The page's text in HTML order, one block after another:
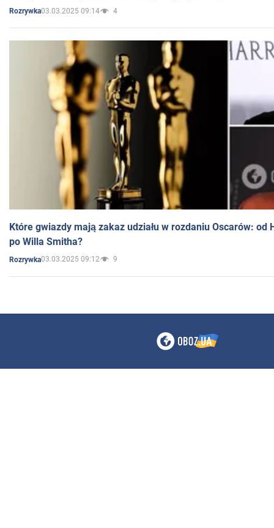
Rozrywka03.03.2025 09:14 4
Które gwiazdy mają zakaz udziału w rozdaniu Oscarów: od
po Willa Smitha?
Rozrywka03.03.2025 09:12 9